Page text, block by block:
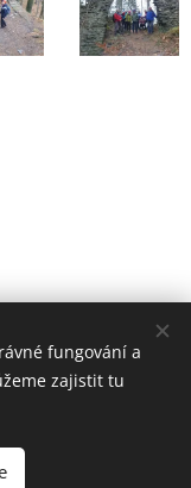
práva vyhrazena
fungování a
zajistit tu